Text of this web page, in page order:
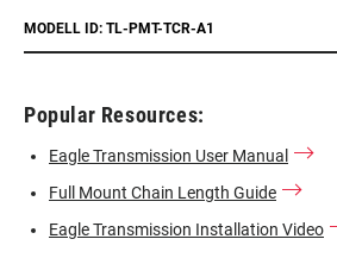
MODELL ID: TL-PMT-TCR-A1
Popular Resources:
Eagle Transmission User Manual
Full Mount Chain Length Guide
Eagle Transmission Installation Video